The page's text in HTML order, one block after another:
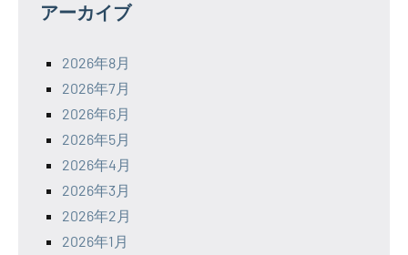
アーカイブ
2026年8月
2026年7月
2026年6月
2026年5月
2026年4月
2026年3月
2026年2月
2026年1月